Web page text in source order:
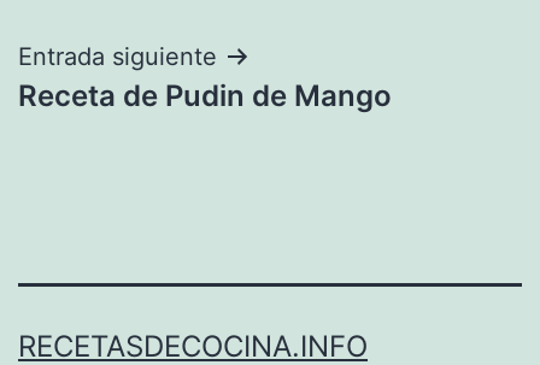
Entrada siguiente
Receta de Pudin de Mango
RECETASDECOCINA.INFO